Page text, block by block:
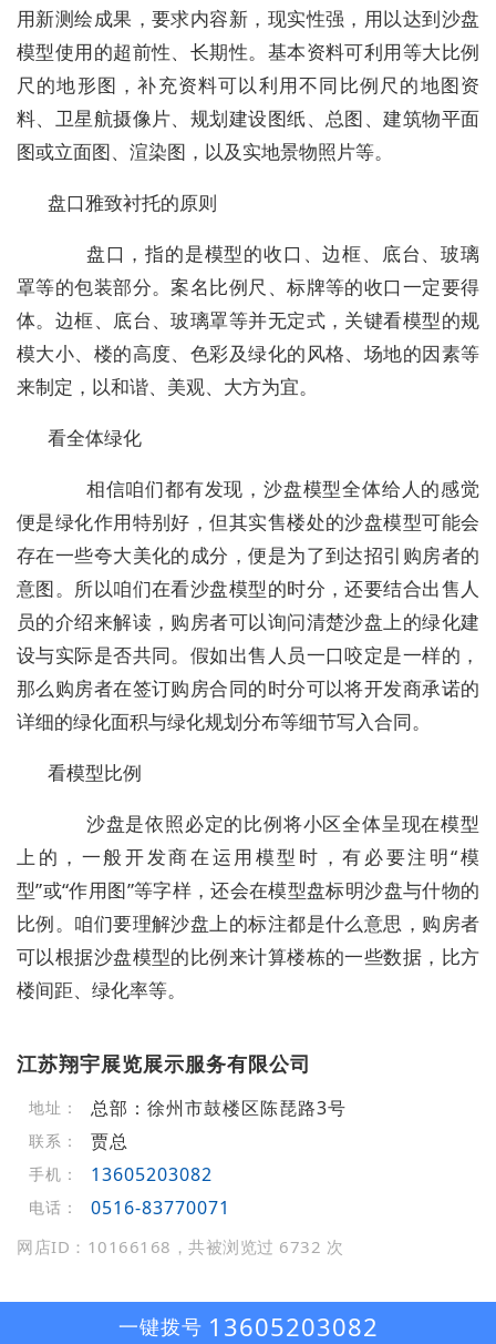
用新测绘成果，要求内容新，现实性强，用以达到沙盘
模型使用的超前性、长期性。基本资料可利用等大比例
尺的地形图，补充资料可以利用不同比例尺的地图资
料、卫星航摄像片、规划建设图纸、总图、建筑物平面
图或立面图、渲染图，以及实地景物照片等。
盘口雅致衬托的原则
盘口，指的是模型的收口、边框、底台、玻璃
罩等的包装部分。案名比例尺、标牌等的收口一定要得
体。边框、底台、玻璃罩等并无定式，关键看模型的规
模大小、楼的高度、色彩及绿化的风格、场地的因素等
来制定，以和谐、美观、大方为宜。
看全体绿化
相信咱们都有发现，沙盘模型全体给人的感觉
便是绿化作用特别好，但其实售楼处的沙盘模型可能会
存在一些夸大美化的成分，便是为了到达招引购房者的
意图。所以咱们在看沙盘模型的时分，还要结合出售人
员的介绍来解读，购房者可以询问清楚沙盘上的绿化建
设与实际是否共同。假如出售人员一口咬定是一样的，
那么购房者在签订购房合同的时分可以将开发商承诺的
详细的绿化面积与绿化规划分布等细节写入合同。
看模型比例
沙盘是依照必定的比例将小区全体呈现在模型
上的，一般开发商在运用模型时，有必要注明“模
型”或“作用图”等字样，还会在模型盘标明沙盘与什物的
比例。咱们要理解沙盘上的标注都是什么意思，购房者
可以根据沙盘模型的比例来计算楼栋的一些数据，比方
楼间距、绿化率等。
江苏翔宇展览展示服务有限公司
地址： 总部：徐州市鼓楼区陈琵路3号
联系： 贾总
手机： 13605203082
电话： 0516-83770071
网店ID：10166168，共被浏览过 6732 次
一键拨号 13605203082